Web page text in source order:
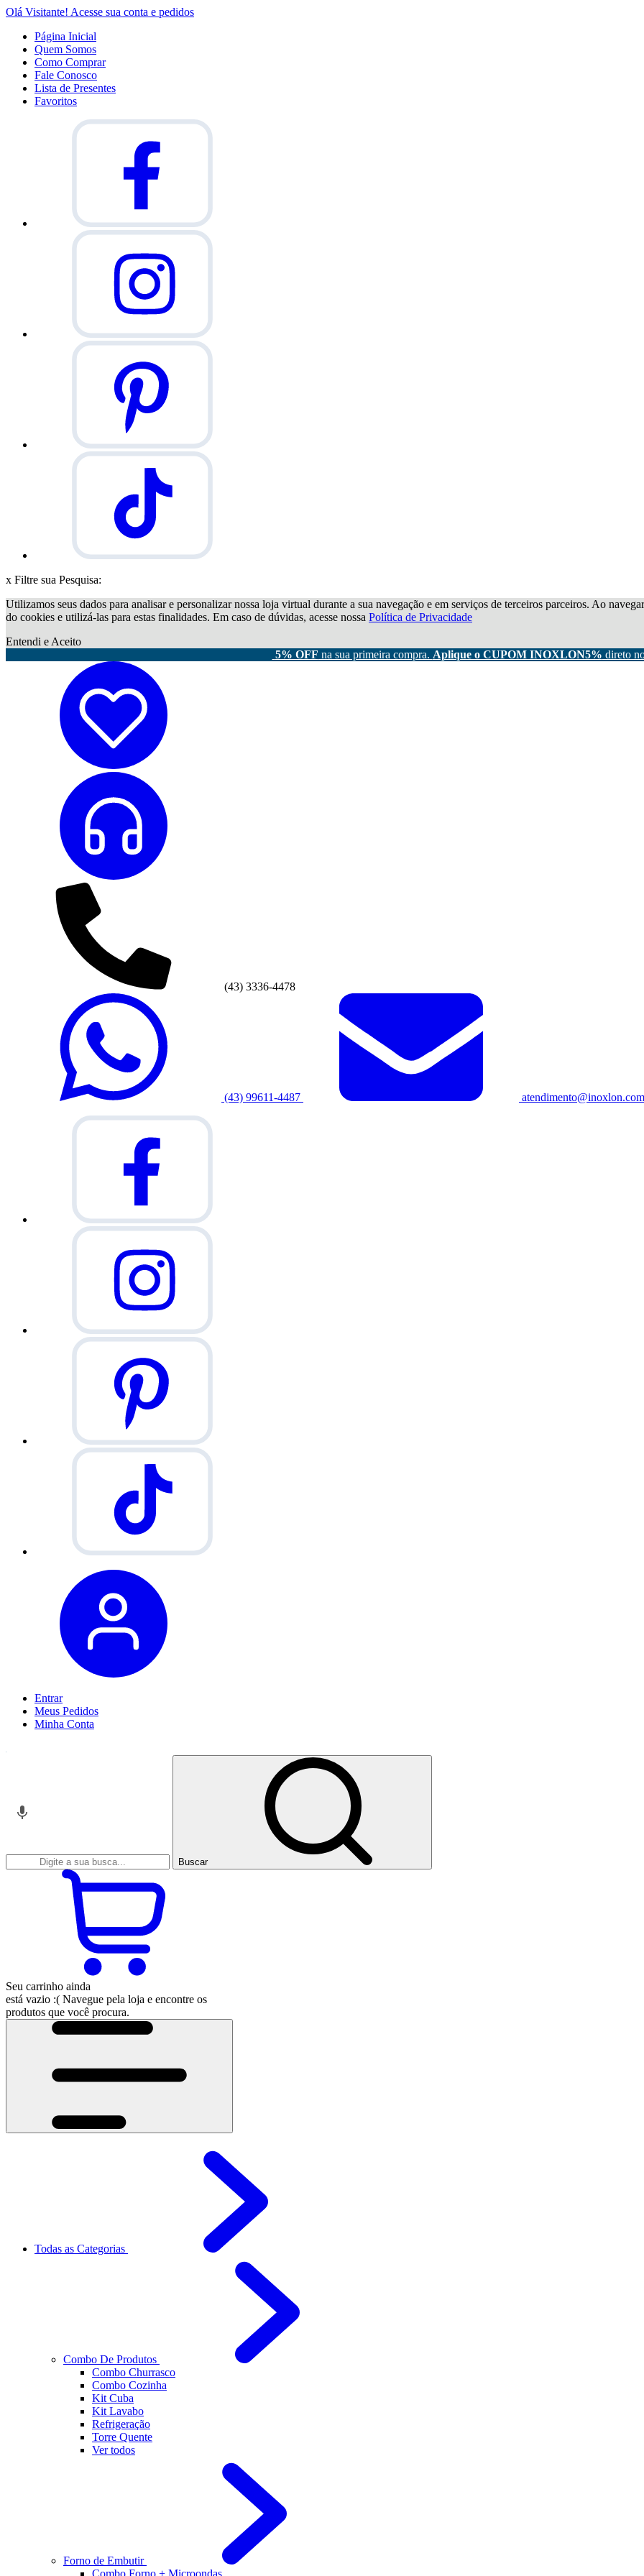
Olá Visitante! Acesse sua conta e pedidos
Página Inicial
Quem Somos
Como Comprar
Fale Conosco
Lista de Presentes
Favoritos
x Filtre sua Pesquisa:
Utilizamos seus dados para analisar e personalizar nossa loja virtual durante a sua navegação e em serviços de terceiros parceiros. Ao
do cookies e utilizá-las para estas finalidades. Em caso de dúvidas, acesse nossa Política de Privacidade
Entendi e Aceito
5% OFF na sua primeira compra. Aplique o CUPOM INOXLON5% direto
(43) 3336-4478
(43) 99611-4487
Entrar
Meus Pedidos
Minha Conta
Buscar
Seu carrinho ainda
está vazio :( Navegue pela loja e encontre os
produtos que você procura.
Todas as Categorias
Combo De Produtos
Combo Churrasco
Combo Cozinha
Kit Cuba
Kit Lavabo
Refrigeração
Torre Quente
Ver todos
Forno de Embutir
Combo Forno + Microondas